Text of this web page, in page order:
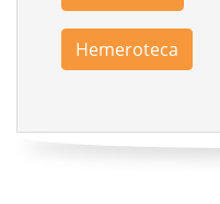
Hemeroteca